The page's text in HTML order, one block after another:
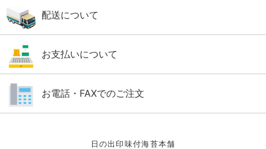
配送について
お支払いについて
お電話・FAXでのご注文
日の出印味付海苔本舗